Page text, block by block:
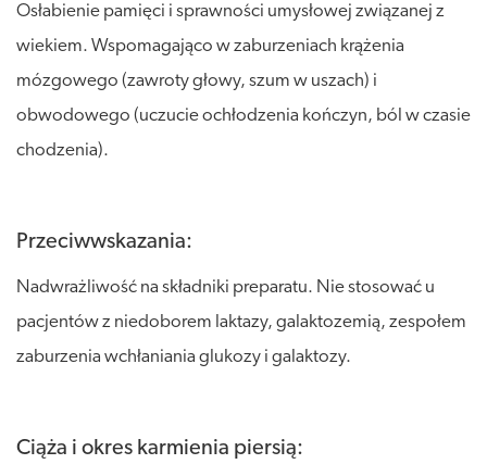
Osłabienie pamięci i sprawności umysłowej związanej z
wiekiem. Wspomagająco w zaburzeniach krążenia
mózgowego (zawroty głowy, szum w uszach) i
obwodowego (uczucie ochłodzenia kończyn, ból w czasie
chodzenia).
Przeciwwskazania:
Nadwrażliwość na składniki preparatu. Nie stosować u
pacjentów z niedoborem laktazy, galaktozemią, zespołem
zaburzenia wchłaniania glukozy i galaktozy.
Ciąża i okres karmienia piersią: